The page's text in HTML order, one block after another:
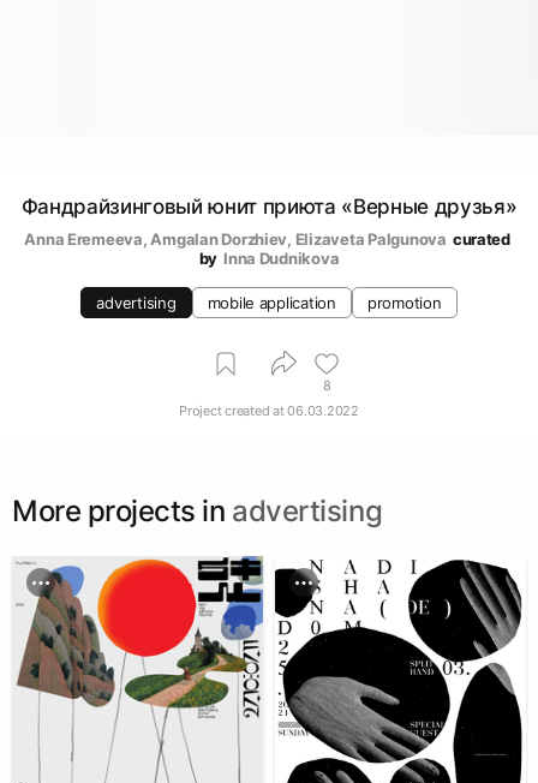
Фандрайзинговый юнит приюта «Верные друзья»
Anna Eremeeva, Amgalan Dorzhiev, Elizaveta Palgunova curated
by Inna Dudnikova
advertising mobile application promotion
8
Project created at06.03.2022
More projects in advertising